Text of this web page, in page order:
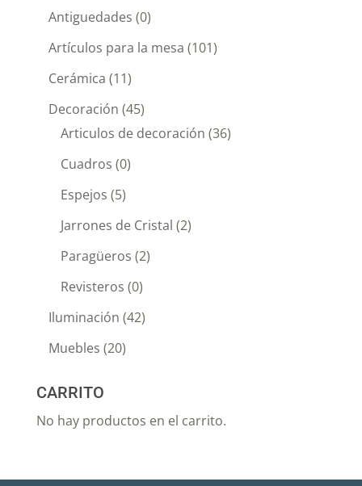
Antiguedades (0)
Artículos para la mesa (101)
Cerámica (11)
Decoración (45)
Articulos de decoración (36)
Cuadros (0)
Espejos (5)
Jarrones de Cristal (2)
Paragüeros (2)
Revisteros (0)
Iluminación (42)
Muebles (20)
CARRITO
No hay productos en el carrito.